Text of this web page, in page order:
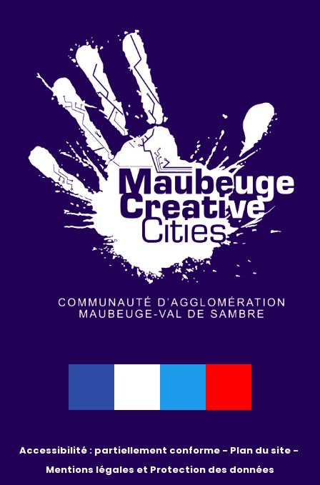
Accessibilité : partiellement conforme -
Mentions légales et Protection des données